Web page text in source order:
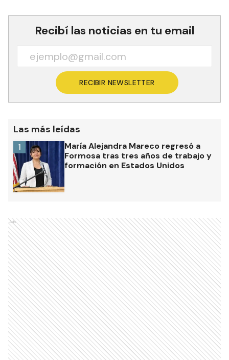
Recibí las noticias en tu email
RECIBIR NEWSLETTER
Las más leídas
María Alejandra Mareco regresó a
Formosa tras tres años de trabajo y
formación en Estados Unidos
1
Ads